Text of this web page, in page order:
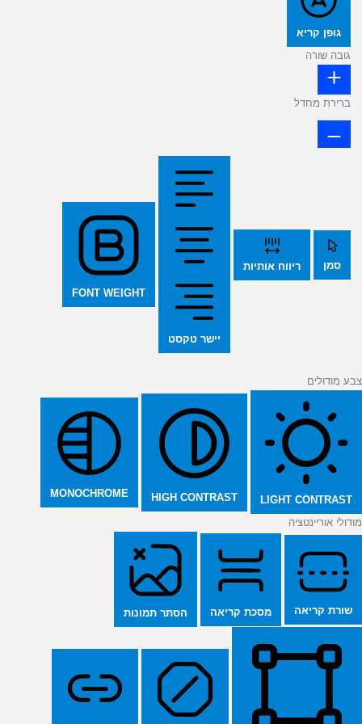
גופן קריא
גובה שורה
ברירת מחדל
סמן ריווח אותיות
יישר טקסט
FONT WEIGHT
צבע מודולים
LIGHT CONTRAST
HIGH CONTRAST
MONOCHROME
מודולי אוריינטציה
שורת קריאה מסכת קריאה הסתר תמונות